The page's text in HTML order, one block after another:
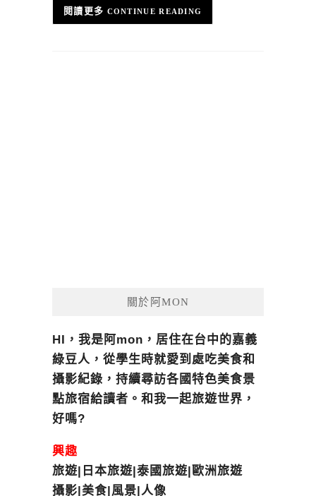
CONTINUE READING
關於阿MON
HI，我是阿mon，居住在台中的嘉義
綠豆人，從學生時就愛到處吃美食和
攝影紀錄，持續尋訪各國特色美食景
點旅宿給讀者。和我一起旅遊世界，
好嗎?
興趣
旅遊|日本旅遊|泰國旅遊|歐洲旅遊
攝影|美食|風景|人像